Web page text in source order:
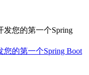
您的第一个Spring Boot